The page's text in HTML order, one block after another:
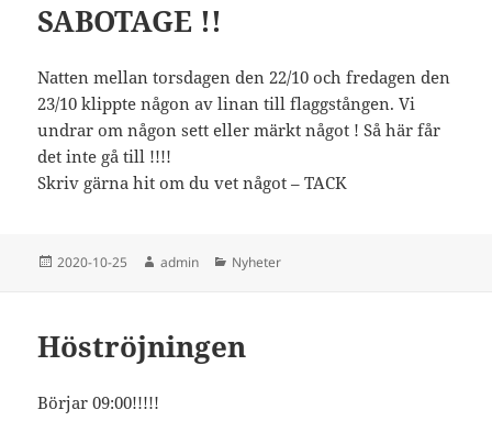
SABOTAGE !!
Natten mellan torsdagen den 22/10 och fredagen den
23/10 klippte någon av linan till flaggstången. Vi
undrar om någon sett eller märkt något ! Så här får
det inte gå till !!!!
Skriv gärna hit om du vet något – TACK
Postat
2020-10-25 Författare
admin Kategorier
Nyheter
Höströjningen
Börjar 09:00!!!!!